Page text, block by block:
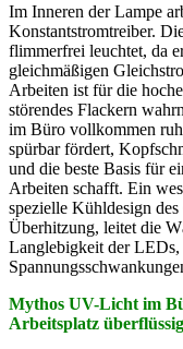
Im Inneren der Lampe
Konstantstromtreiber.
flimmerfrei leuchtet, da
gleichmäßigen
Arbeiten ist für die
störendes Flackern
im Büro vollkommen
spürbar fördert,
und die beste Basis für
Arbeiten schafft. Ein
spezielle Kühldesign
Überhitzung, leitet die
Langlebigkeit der
Mythos UV-Licht im
Arbeitsplatz